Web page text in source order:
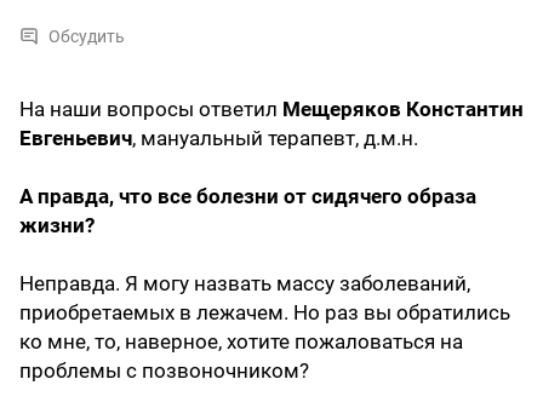
Обсудить
На наши вопросы ответил Мещеряков Константин
Евгеньевич, мануальный терапевт, д.м.н.
А правда, что все болезни от сидячего образа
жизни?
Неправда. Я могу назвать массу заболеваний,
приобретаемых в лежачем. Но раз вы обратились
ко мне, то, наверное, хотите пожаловаться на
проблемы с позвоночником?